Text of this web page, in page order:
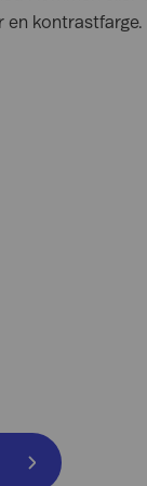
en kontrastfarge.